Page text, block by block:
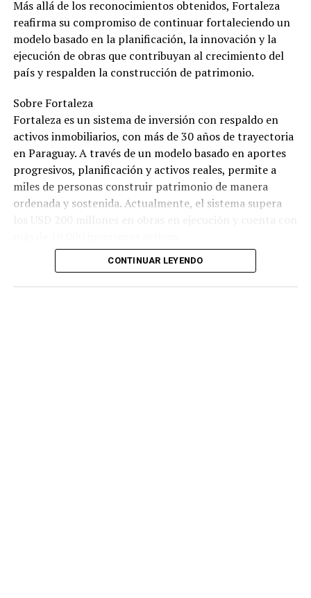
Más allá de los reconocimientos obtenidos, Fortaleza
reafirma su compromiso de continuar fortaleciendo un
modelo basado en la planificación, la innovación y la
ejecución de obras que contribuyan al crecimiento del
país y respalden la construcción de patrimonio.
Sobre Fortaleza
Fortaleza es un sistema de inversión con respaldo en
activos inmobiliarios, con más de 30 años de trayectoria
en Paraguay. A través de un modelo basado en aportes
progresivos, planificación y activos reales, permite a
miles de personas construir patrimonio de manera
ordenada y sostenida. Actualmente, el sistema supera
CONTINUAR LEYENDO